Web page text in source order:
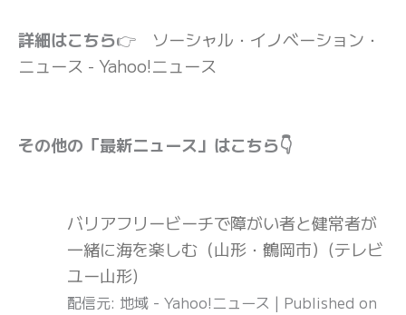
詳細はこちら👉 ソーシャル・イノベーション・
ニュース - Yahoo!ニュース
その他の「最新ニュース」はこちら👇
バリアフリービーチで障がい者と健常者が
一緒に海を楽しむ（山形・鶴岡市）(テレビ
ユー山形)
配信元: 地域 - Yahoo!ニュース
Published on